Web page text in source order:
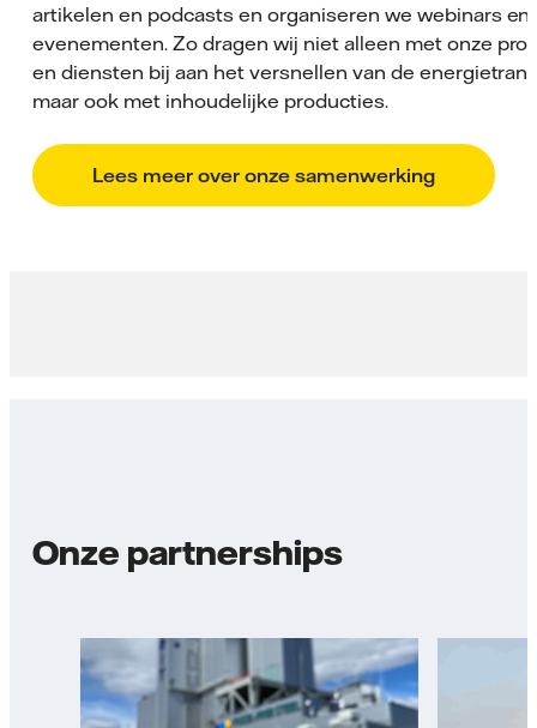
artikelen en podcasts en organiseren we webinars en
evenementen. Zo dragen wij niet alleen met onze
en diensten bij aan het versnellen van de
maar ook met inhoudelijke producties.
Lees meer over onze samenwerking
Onze partnerships